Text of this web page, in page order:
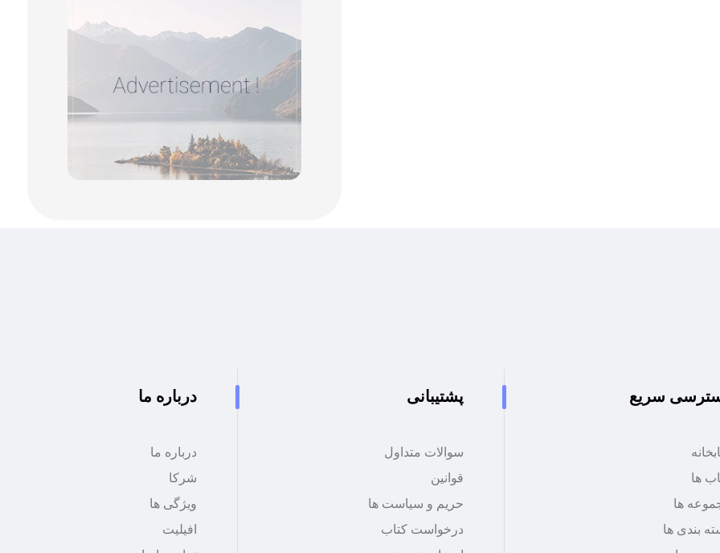
سریع
ها
ها
بندی ها
پشتیبانی
سوالات متداول
قوانین
حریم و سیاست ها
درخواست کتاب
درباره ما
درباره ما
شرکا
ویژگی ها
افیلیت